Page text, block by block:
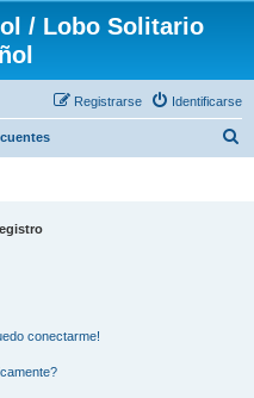
/ Lobo Solitario
Identificarse
Registrarse
conectarme!